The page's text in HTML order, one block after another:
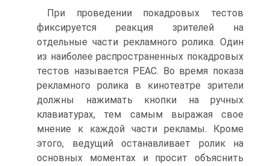
При проведении покадровых тестов
фиксируется реакция зрителей на
отдельные части рекламного ролика. Один
из наиболее распространенных покадровых
тестов называется РЕАС. Во время показа
рекламного ролика в кинотеатре зрители
должны нажимать кнопки на ручных
клавиатурах, тем самым выражая свое
мнение к каждой части рекламы. Кроме
этого, ведущий останавливает ролик на
основных моментах и просит объяснить